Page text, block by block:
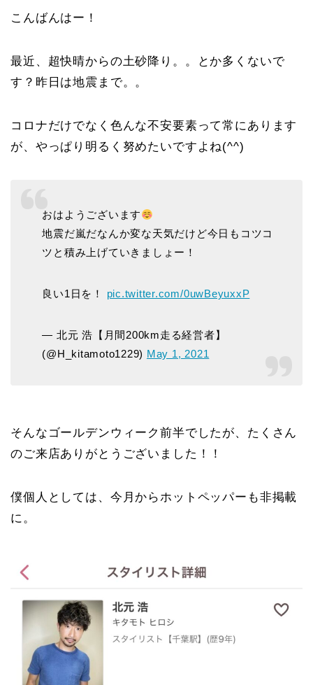
こんばんはー！
最近、超快晴からの土砂降り。。とか多くないで
す？昨日は地震まで。。
コロナだけでなく色んな不安要素って常にあります
が、やっぱり明るく努めたいですよね(^^)
おはようございます
地震だ嵐だなんか変な天気だけど今日もコツコ
ツと積み上げていきましょー！
良い1日を！ pic.twitter.com/0uwBeyuxxP
— 北元 浩【月間200km走る経営者】
(@H_kitamoto1229) May 1, 2021
そんなゴールデンウィーク前半でしたが、たくさん
のご来店ありがとうございました！！
僕個人としては、今月からホットペッパーも非掲載
に。